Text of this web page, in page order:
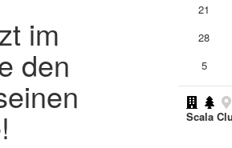
im
den
21
28
5
Scala